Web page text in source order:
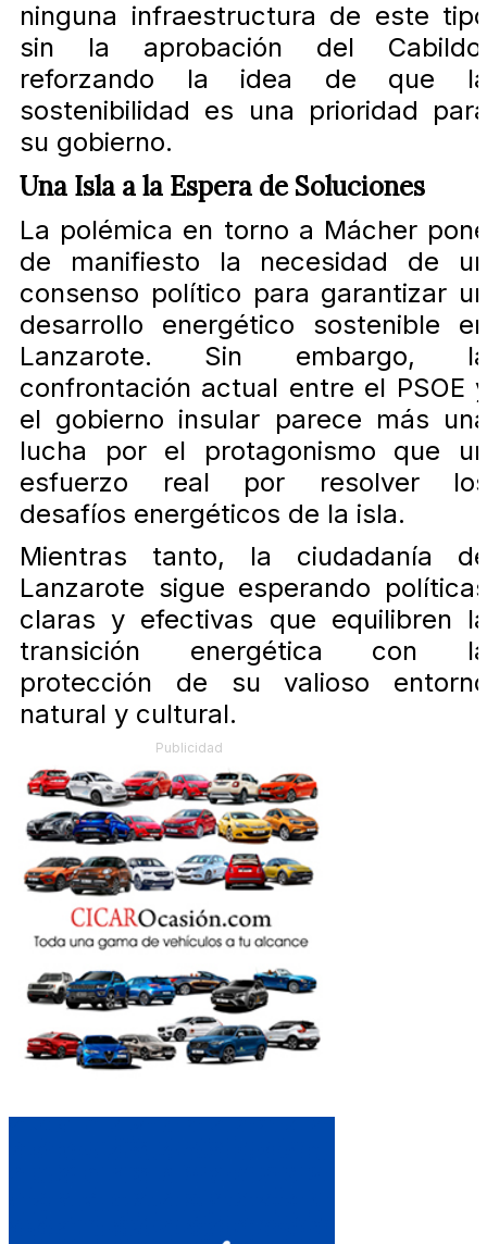
ninguna infraestructura de este
sin la aprobación del
reforzando la idea de que
sostenibilidad es una prioridad
su gobierno.
Una Isla a la Espera de Soluciones
La polémica en torno a Mácher
de manifiesto la necesidad de
consenso político para garantizar
desarrollo energético sostenible
Lanzarote. Sin embargo,
confrontación actual entre el PSOE
el gobierno insular parece más
lucha por el protagonismo que
esfuerzo real por resolver
desafíos energéticos de la isla.
Mientras tanto, la ciudadanía
Lanzarote sigue esperando
claras y efectivas que equilibren
transición energética con
protección de su valioso
natural y cultural.
Publicidad